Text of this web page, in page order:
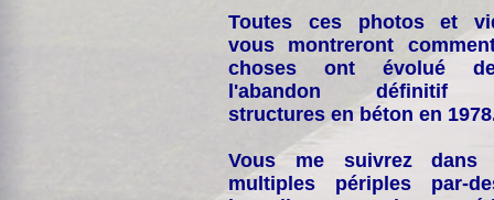
Toutes ces photos et
vous montreront
choses ont évolué
l'abandon définitif
structures en béton en
Vous me suivrez dans
multiples périples par-